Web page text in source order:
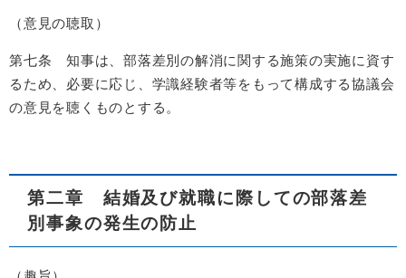
（意見の聴取）
第七条 知事は、部落差別の解消に関する施策の実施に資す
るため、必要に応じ、学識経験者等をもって構成する協議会
の意見を聴くものとする。
第二章 結婚及び就職に際しての部落差
別事象の発生の防止